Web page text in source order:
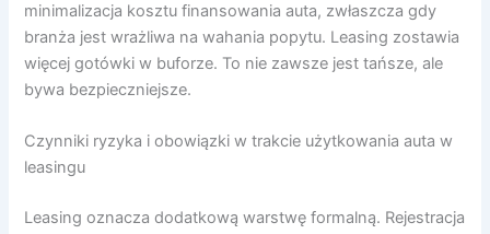
minimalizacja kosztu finansowania auta, zwłaszcza gdy
branża jest wrażliwa na wahania popytu. Leasing zostawia
więcej gotówki w buforze. To nie zawsze jest tańsze, ale
bywa bezpieczniejsze.
Czynniki ryzyka i obowiązki w trakcie użytkowania auta w
leasingu
Leasing oznacza dodatkową warstwę formalną. Rejestracja